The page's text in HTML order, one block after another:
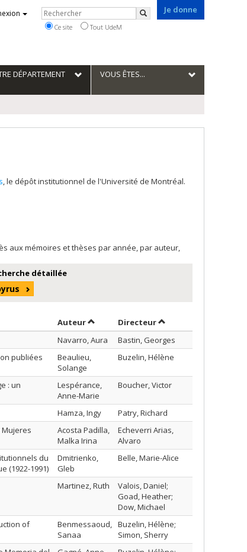
Je donne
Rechercher
Rechercher
Ce site Tout UdeM
DÉPARTEMENT VOUS ÊTES...
, le dépôt institutionnel de l'Université de Montréal.
aux mémoires et thèses par année, par auteur,
détaillée
AuteurTrier par auteur en ordre décroissant
Directeurpar contributeur en
Navarro, Aura
Bastin, Georges
publiées
Beaulieu,
Solange
Buzelin, Hélène
: un
Lespérance,
Anne-Marie
Boucher, Victor
Hamza, Ingy
Patry, Richard
Mujeres
Acosta Padilla,
Malka Irina
Echeverri Arias,
Alvaro
du
(1922-1991)
Dmitrienko,
Gleb
Belle, Marie-Alice
Martinez, Ruth
Valois, Daniel;
Goad, Heather;
Dow, Michael
of
Benmessaoud,
Sanaa
Buzelin, Hélène;
Simon, Sherry